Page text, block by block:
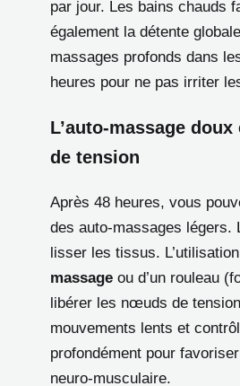
par jour. Les bains chauds
également la détente
massages profonds dans
heures pour ne pas irriter
L’auto-massage
de tension
Après 48 heures, vous
des auto-massages légers.
lisser les tissus. L’utilisation
massage ou d’un rouleau
libérer les nœuds de
mouvements lents et
profondément pour
neuro-musculaire.